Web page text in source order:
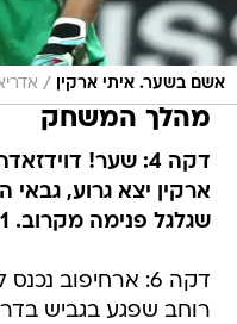
אשם בשער. איתי ארקין /
מהלך המשחק
דקה 4: שער!
ארקין יצא גרוע, גבאי
שגלגל פנימה מקרוב. 0:1 להפועל באר שבע.
דקה 6: ארחיפוב
רוחב שפגע בגביש